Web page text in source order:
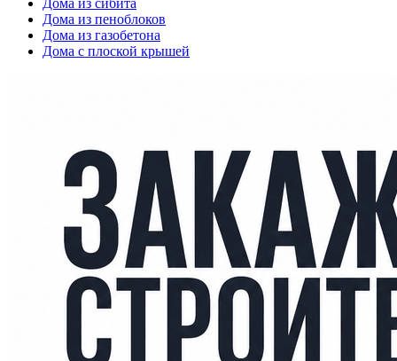
Дома из пеноблоков
Дома из газобетона
Дома с плоской крышей